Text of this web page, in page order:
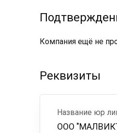
Компания ещё не
Реквизиты
Название юр
ООО